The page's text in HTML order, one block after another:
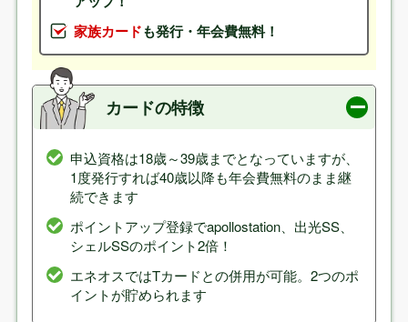
家族カードも発行・年会費無料！
カードの特徴
申込資格は18歳～39歳までとなっていますが、
1度発行すれば40歳以降も年会費無料のまま継
続できます
ポイントアップ登録でapollostation、出光SS、
シェルSSのポイント2倍！
エネオスではTカードとの併用が可能。2つのポ
イントが貯められます